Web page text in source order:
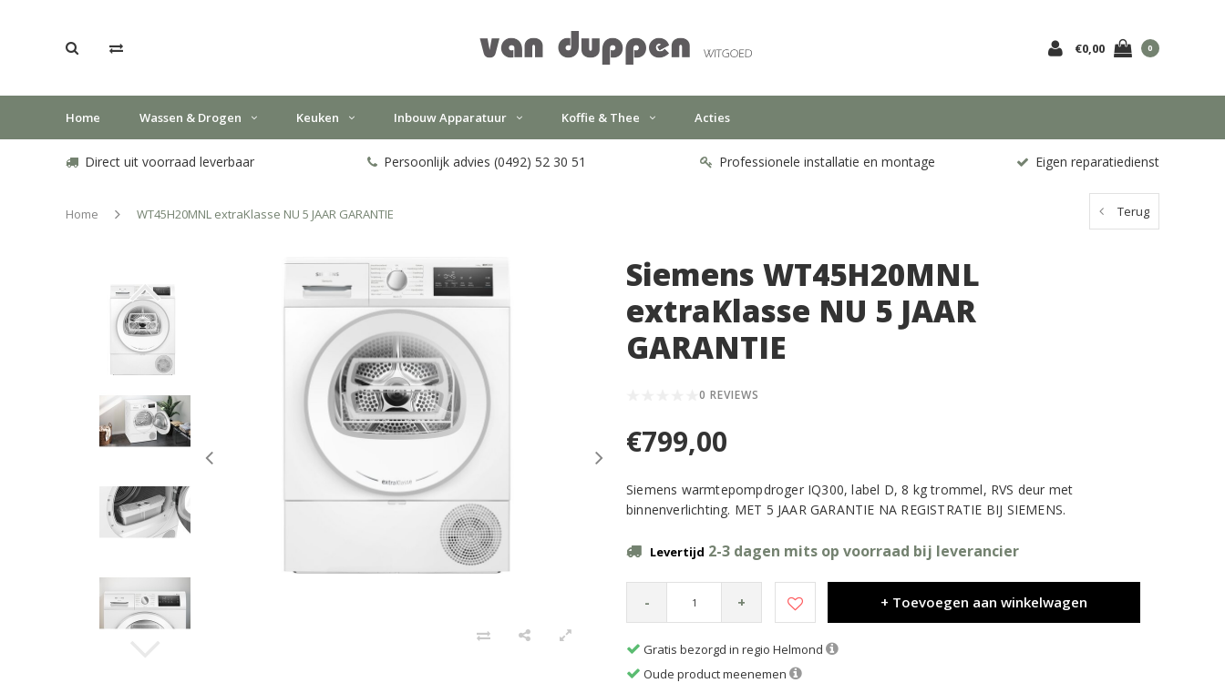
€0,00 0
Home Wassen & Drogen Keuken Inbouw Apparatuur Koffie & Thee Acties
Direct uit voorraad leverbaar Persoonlijk advies (0492) 52 30 51 Professionele installatie en montage Eigen reparatiedienst
Home WT45H20MNL extraKlasse NU 5 JAAR GARANTIE Terug
Siemens WT45H20MNL
extraKlasse NU 5 JAAR
GARANTIE
0 REVIEWS
€799,00
Siemens warmtepompdroger IQ300, label D, 8 kg trommel, RVS deur met
binnenverlichting. MET 5 JAAR GARANTIE NA REGISTRATIE BIJ SIEMENS.
Levertijd 2-3 dagen mits op voorraad bij leverancier
- + + Toevoegen aan winkelwagen
Gratis bezorgd in regio Helmond
Oude product meenemen